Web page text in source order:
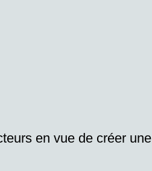
en vue de créer une